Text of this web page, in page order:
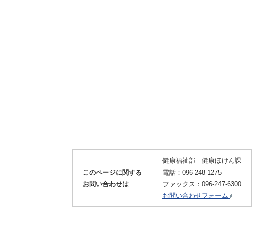
このページに関する
お問い合わせは
健康福祉部 健康ほけん課
電話：096-248-1275
ファックス：096-247-6300
お問い合わせフォーム